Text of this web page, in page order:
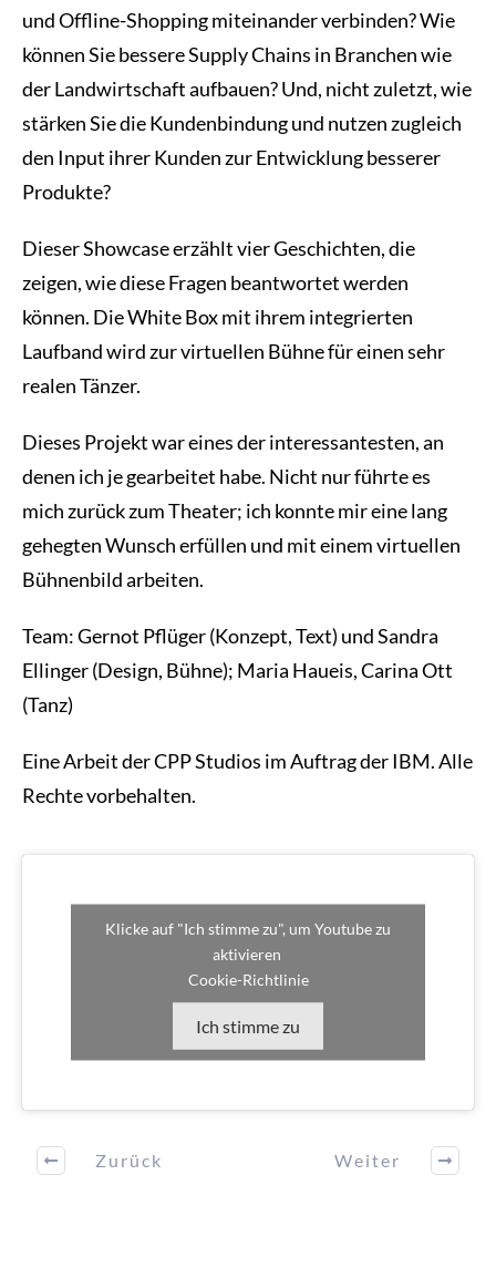
und Offline-Shopping miteinander verbinden? Wie
können Sie bessere Supply Chains in Branchen wie
der Landwirtschaft aufbauen? Und, nicht zuletzt, wie
stärken Sie die Kundenbindung und nutzen zugleich
den Input ihrer Kunden zur Entwicklung besserer
Produkte?
Dieser Showcase erzählt vier Geschichten, die
zeigen, wie diese Fragen beantwortet werden
können. Die White Box mit ihrem integrierten
Laufband wird zur virtuellen Bühne für einen sehr
realen Tänzer.
Dieses Projekt war eines der interessantesten, an
denen ich je gearbeitet habe. Nicht nur führte es
mich zurück zum Theater; ich konnte mir eine lang
gehegten Wunsch erfüllen und mit einem virtuellen
Bühnenbild arbeiten.
Team: Gernot Pflüger (Konzept, Text) und Sandra
Ellinger (Design, Bühne); Maria Haueis, Carina Ott
(Tanz)
Eine Arbeit der CPP Studios im Auftrag der IBM. Alle
Rechte vorbehalten.
Klicke auf "Ich stimme zu", um Youtube zu
aktivieren
Cookie-Richtlinie
Ich stimme zu
Zurück Weiter